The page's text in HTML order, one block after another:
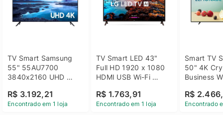
TV Smart Samsung
55" 55AU7700
3840x2160 UHD
Bluetooth
R$ 3.192,21
Encontrado em 1 loja
TV Smart LED 43"
Full HD 1920 x 1080
HDMI USB Wi-Fi
43LM631C0SB LG
R$ 1.763,91
Encontrado em 1 loja
Smart TV
50" 4K
Business
R$
Encontrado